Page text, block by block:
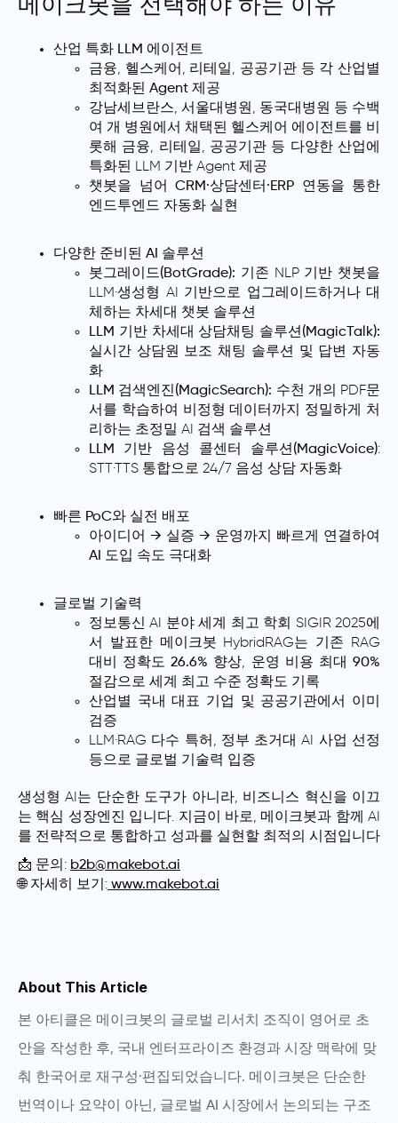
메이크봇을 선택해야 하는 이유
산업 특화 LLM 에이전트
금융, 헬스케어, 리테일, 공공기관 등 각 산업별
최적화된 Agent 제공
강남세브란스, 서울대병원, 동국대병원 등 수백
여 개 병원에서 채택된 헬스케어 에이전트를 비
롯해 금융, 리테일, 공공기관 등 다양한 산업에
특화된 LLM 기반 Agent 제공
챗봇을 넘어 CRM·상담센터·ERP 연동을 통한
엔드투엔드 자동화 실현
다양한 준비된 AI 솔루션
봇그레이드(BotGrade): 기존 NLP 기반 챗봇을
LLM·생성형 AI 기반으로 업그레이드하거나 대
체하는 차세대 챗봇 솔루션
LLM 기반 차세대 상담채팅 솔루션(MagicTalk):
실시간 상담원 보조 채팅 솔루션 및 답변 자동
화
LLM 검색엔진(MagicSearch): 수천 개의 PDF문
서를 학습하여 비정형 데이터까지 정밀하게 처
리하는 초정밀 AI 검색 솔루션
LLM 기반 음성 콜센터 솔루션(MagicVoice):
STT·TTS 통합으로 24/7 음성 상담 자동화
빠른 PoC와 실전 배포
아이디어 → 실증 → 운영까지 빠르게 연결하여
AI 도입 속도 극대화
글로벌 기술력
정보통신 AI 분야 세계 최고 학회 SIGIR 2025에
서 발표한 메이크봇 HybridRAG는 기존 RAG
대비 정확도 26.6% 향상, 운영 비용 최대 90%
절감으로 세계 최고 수준 정확도 기록
산업별 국내 대표 기업 및 공공기관에서 이미
검증
LLM·RAG 다수 특허, 정부 초거대 AI 사업 선정
등으로 글로벌 기술력 입증
생성형 AI는 단순한 도구가 아니라, 비즈니스 혁신을 이끄
는 핵심 성장엔진 입니다. 지금이 바로, 메이크봇과 함께 AI
를 전략적으로 통합하고 성과를 실현할 최적의 시점입니다
📩 문의: b2b@makebot.ai
🌐 자세히 보기: www.makebot.ai
About This Article
본 아티클은 메이크봇의 글로벌 리서치 조직이 영어로 초
안을 작성한 후, 국내 엔터프라이즈 환경과 시장 맥락에 맞
춰 한국어로 재구성·편집되었습니다. 메이크봇은 단순한
번역이나 요약이 아닌, 글로벌 AI 시장에서 논의되는 구조